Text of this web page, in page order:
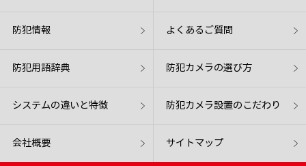
防犯情報 よくあるご質問
防犯用語辞典 防犯カメラの選び方
システムの違いと特徴 防犯カメラ設置のこだわり
会社概要 サイトマップ